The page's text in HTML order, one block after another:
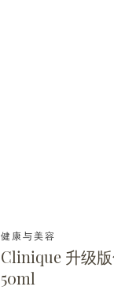
健康与美容
Clinique 升级
50ml